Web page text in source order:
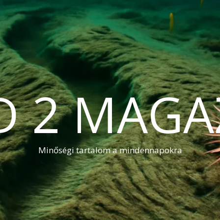
2
Minőségi tartalom a mindennapokra